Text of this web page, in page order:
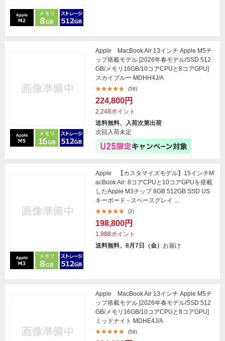
Apple MacBook Air 13インチ Apple M5チ
ップ搭載モデル [2026年春モデル/SSD 512
GB/メモリ16GB/10コアCPUと8コアGPU]
スカイブルー MDHH4J/A
(58)
224,800円
2,248ポイント
送料無料、入荷次第出荷
次回入荷未定
Apple 【カスタマイズモデル】15インチM
acBook Air: 8コアCPUと10コアGPUを搭載
したApple M3チップ 8GB 512GB SSD US
キーボード - スペースグレイ ...
(2)
198,800円
1,988ポイント
送料無料、8月7日（金） お届け
Apple MacBook Air 13インチ Apple M5チ
ップ搭載モデル [2026年春モデル/SSD 512
GB/メモリ16GB/10コアCPUと8コアGPU]
ミッドナイト MDHE4J/A
(58)